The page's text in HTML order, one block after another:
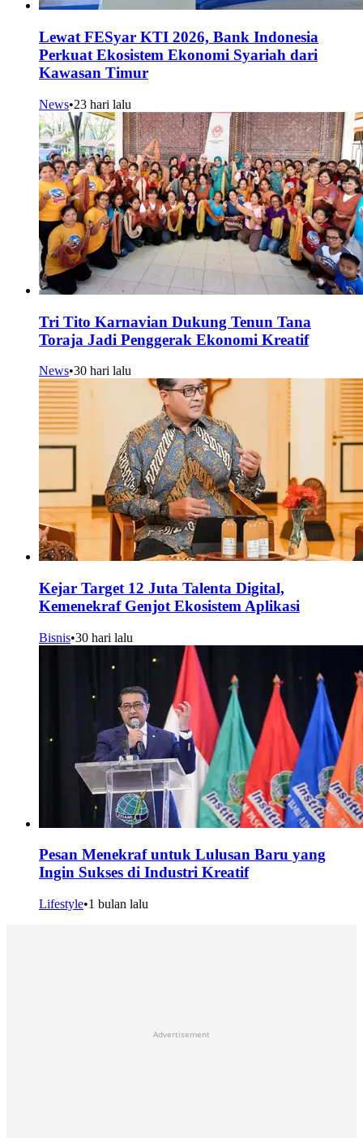
Lewat FESyar KTI 2026, Bank Indonesia
Perkuat Ekosistem Ekonomi Syariah dari
Kawasan Timur
News•23 hari lalu
Tri Tito Karnavian Dukung Tenun Tana
Toraja Jadi Penggerak Ekonomi Kreatif
News•30 hari lalu
Kejar Target 12 Juta Talenta Digital,
Kemenekraf Genjot Ekosistem Aplikasi
Bisnis•30 hari lalu
Pesan Menekraf untuk Lulusan Baru yang
Ingin Sukses di Industri Kreatif
Lifestyle•1 bulan lalu
Advertisement